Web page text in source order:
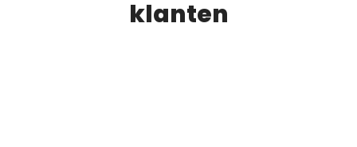
klanten